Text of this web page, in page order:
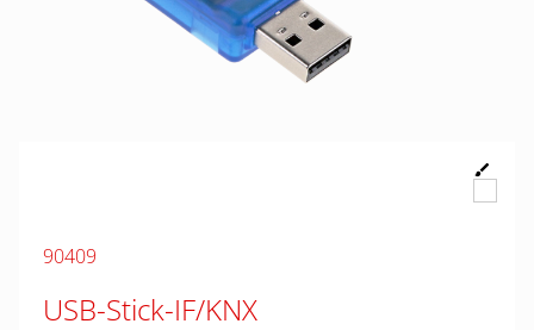
90409
USB-Stick-IF/KNX